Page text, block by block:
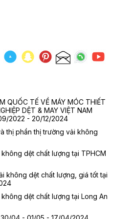
QUỐC TẾ VỀ MÁY MÓC THIẾT
DỆT & MAY VIỆT NAM
2022 - 20/12/2024
thị phần thị trường vải không
dệt chất lượng tại TPHCM
không dệt chất lượng, giá tốt tại
dệt chất lượng tại Long An